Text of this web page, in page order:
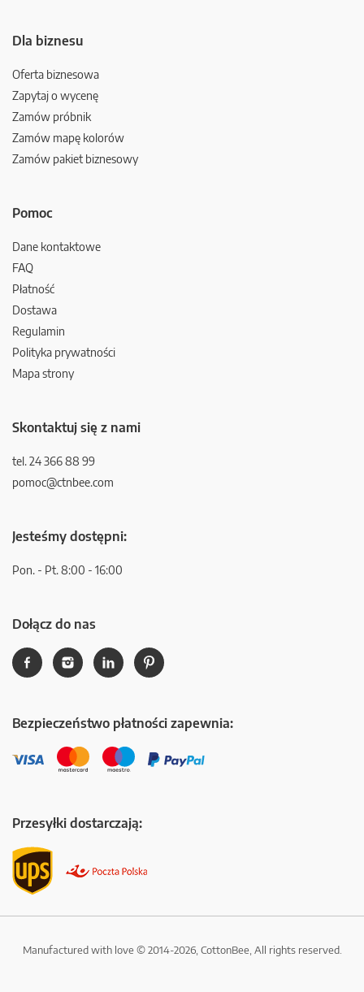
Dla biznesu
Oferta biznesowa
Zapytaj o wycenę
Zamów próbnik
Zamów mapę kolorów
Zamów pakiet biznesowy
Pomoc
Dane kontaktowe
FAQ
Płatność
Dostawa
Regulamin
Polityka prywatności
Mapa strony
Skontaktuj się z nami
tel. 24 366 88 99
pomoc@ctnbee.com
Jesteśmy dostępni:
Pon. - Pt. 8:00 - 16:00
Dołącz do nas
Bezpieczeństwo płatności zapewnia:
Przesyłki dostarczają:
Manufactured with love © 2014-2026, CottonBee, All rights reserved.